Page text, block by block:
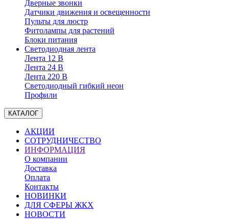
Дверные звонки
Датчики движения и освещенности
Пульты для люстр
Фитолампы для растений
Блоки питания
Светодиодная лента
Лента 12 В
Лента 24 В
Лента 220 В
Светодиодный гибкий неон
Профили
КАТАЛОГ
АКЦИИ
СОТРУДНИЧЕСТВО
ИНФОРМАЦИЯ
О компании
Доставка
Оплата
Контакты
НОВИНКИ
ДЛЯ СФЕРЫ ЖКХ
НОВОСТИ